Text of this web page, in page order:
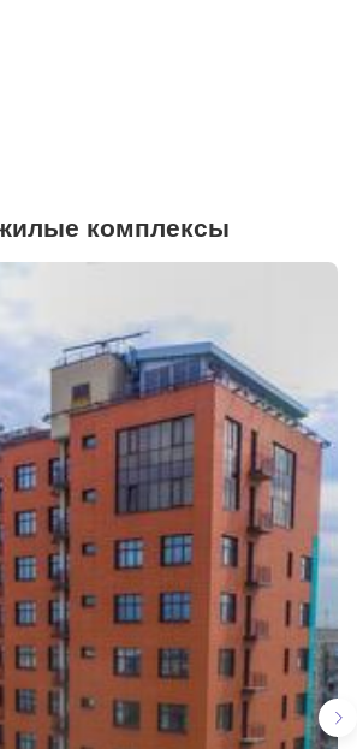
комплексы